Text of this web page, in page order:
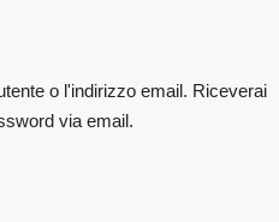
o l'indirizzo email. Riceverai
via email.